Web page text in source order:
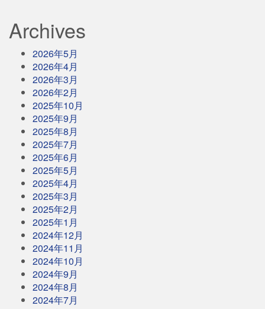
Archives
2026年5月
2026年4月
2026年3月
2026年2月
2025年10月
2025年9月
2025年8月
2025年7月
2025年6月
2025年5月
2025年4月
2025年3月
2025年2月
2025年1月
2024年12月
2024年11月
2024年10月
2024年9月
2024年8月
2024年7月